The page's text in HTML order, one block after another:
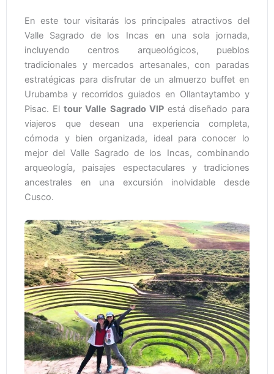
En este tour visitarás los principales atractivos del
Valle Sagrado de los Incas en una sola jornada,
incluyendo centros arqueológicos, pueblos
tradicionales y mercados artesanales, con paradas
estratégicas para disfrutar de un almuerzo buffet en
Urubamba y recorridos guiados en Ollantaytambo y
Pisac. Eltour Valle Sagrado VIPestá diseñado para
viajeros que desean una experiencia completa,
cómoda y bien organizada, ideal para conocer lo
mejor del Valle Sagrado de los Incas, combinando
arqueología, paisajes espectaculares y tradiciones
ancestrales en una excursión inolvidable desde
Cusco.